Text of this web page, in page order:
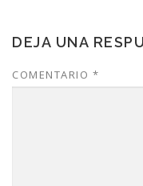
DEJA UNA
COMENTARIO *